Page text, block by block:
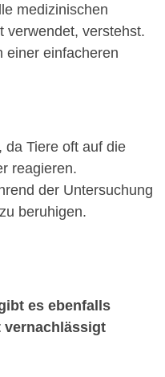
medizinischen
verwendet, verstehst.
einer einfacheren
da Tiere oft auf die
reagieren.
der Untersuchung
beruhigen.
es ebenfalls